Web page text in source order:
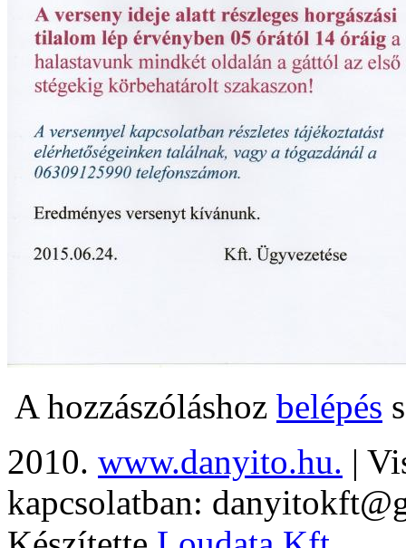
A hozzászóláshoz belépés
2010. www.danyito.hu. |
kapcsolatban: